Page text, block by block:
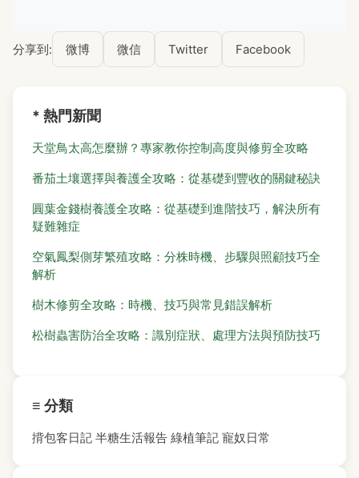
分享到: 微博 微信 Twitter Facebook
* 熱門新聞
天堂鳥太高怎麼辦？專家教你控制高度與修剪全攻略
番茄土壤選擇與養護全攻略：從基礎到豐收的關鍵秘訣
圓葉金錢樹養護全攻略：從基礎到進階技巧，解決所有
疑難雜症
空氣鳳梨側芽繁殖攻略：分株時機、步驟與照顧技巧全
解析
樹木修剪全攻略：時機、技巧與常見錯誤解析
松樹蟲害防治全攻略：識別症狀、處理方法與預防技巧
≡ 分類
揹包客日記 半糖生活報告 綠植筆記 寵奴日常